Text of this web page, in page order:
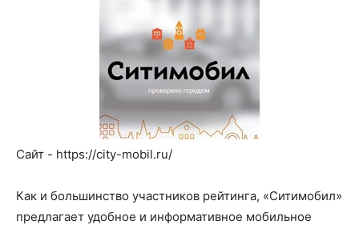
Сайт - https://city-mobil.ru/
Как и большинство участников рейтинга, «Ситимобил»
предлагает удобное и информативное мобильное